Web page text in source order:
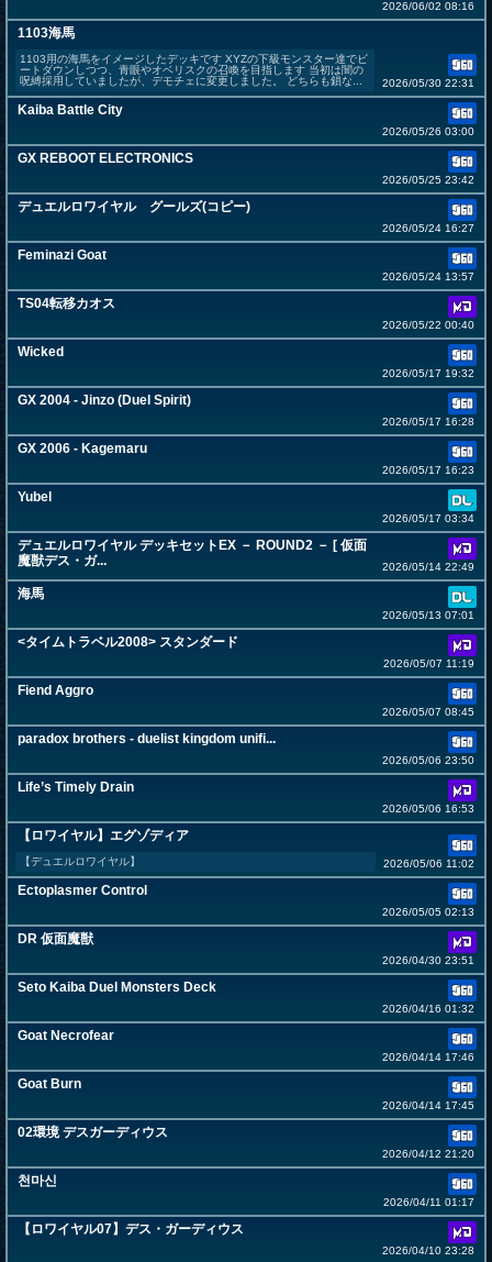
2026/06/02 08:16
1103海馬
1103用の海馬をイメージしたデッキです XYZの下級モンスター達でビ
ートダウンしつつ、青眼やオベリスクの召喚を目指します 当初は闇の
呪縛採用していましたが、デモチェに変更しました。 どちらも鎖な...
2026/05/30 22:31
Kaiba Battle City
2026/05/26 03:00
GX REBOOT ELECTRONICS
2026/05/25 23:42
デュエルロワイヤル グールズ(コピー)
2026/05/24 16:27
Feminazi Goat
2026/05/24 13:57
TS04転移カオス
2026/05/22 00:40
Wicked
2026/05/17 19:32
GX 2004 - Jinzo (Duel Spirit)
2026/05/17 16:28
GX 2006 - Kagemaru
2026/05/17 16:23
Yubel
2026/05/17 03:34
デュエルロワイヤル デッキセットEX － ROUND2 － [ 仮面
魔獣デス・ガ...
2026/05/14 22:49
海馬
2026/05/13 07:01
<タイムトラベル2008> スタンダード
2026/05/07 11:19
Fiend Aggro
2026/05/07 08:45
paradox brothers - duelist kingdom unifi...
2026/05/06 23:50
Life’s Timely Drain
2026/05/06 16:53
【ロワイヤル】エグゾディア
【デュエルロワイヤル】 2026/05/06 11:02
Ectoplasmer Control
2026/05/05 02:13
DR 仮面魔獣
2026/04/30 23:51
Seto Kaiba Duel Monsters Deck
2026/04/16 01:32
Goat Necrofear
2026/04/14 17:46
Goat Burn
2026/04/14 17:45
02環境 デスガーディウス
2026/04/12 21:20
천마신
2026/04/11 01:17
【ロワイヤル07】デス・ガーディウス
2026/04/10 23:28